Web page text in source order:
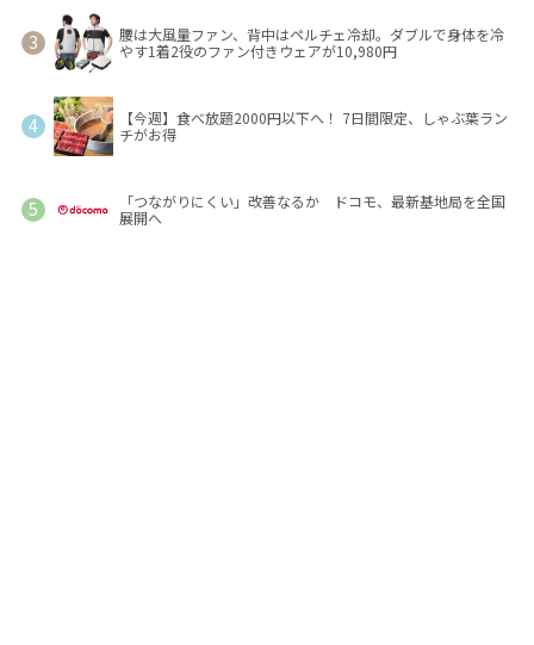
腰は大風量ファン、背中はペルチェ冷却。ダブルで身体を冷
やす1着2役のファン付きウェアが10,980円
【今週】食べ放題2000円以下へ！ 7日間限定、しゃぶ葉ラン
チがお得
「つながりにくい」改善なるか ドコモ、最新基地局を全国
展開へ